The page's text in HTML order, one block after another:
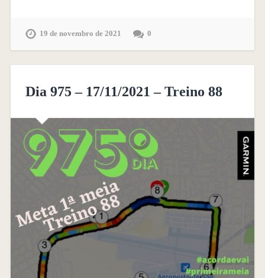
19 de novembro de 2021 0
Dia 975 – 17/11/2021 – Treino 88